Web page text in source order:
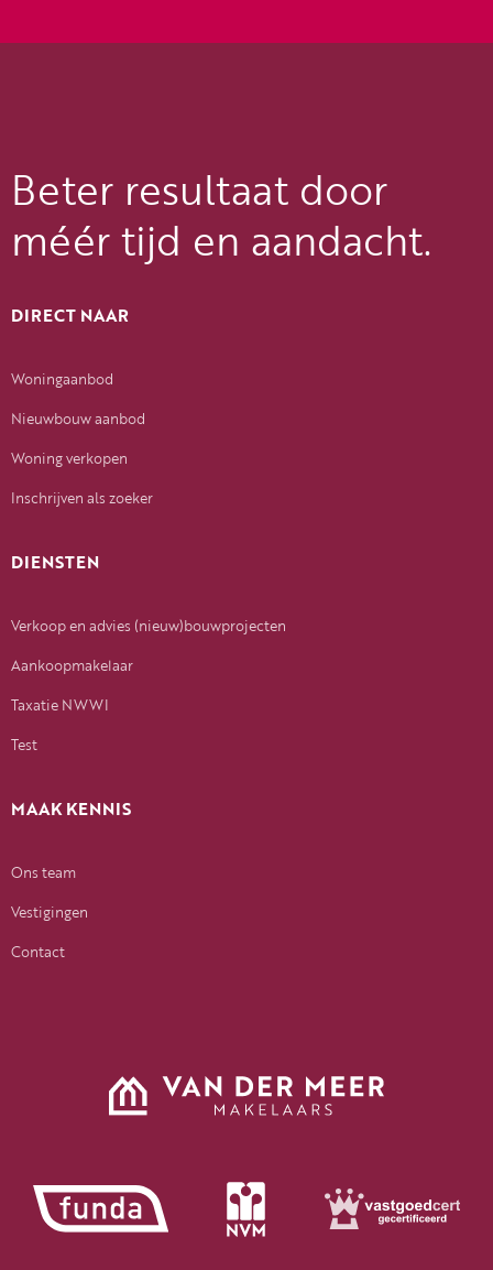
Beter resultaat door
méér tijd en aandacht.
DIRECT NAAR
Woningaanbod
Nieuwbouw aanbod
Woning verkopen
Inschrijven als zoeker
DIENSTEN
Verkoop en advies (nieuw)bouwprojecten
Aankoopmakelaar
Taxatie NWWI
Test
MAAK KENNIS
Ons team
Vestigingen
Contact